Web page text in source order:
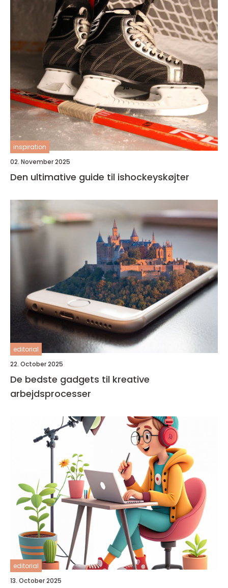
inspiration
02. November 2025
Den ultimative guide til ishockeyskøjter
editorial
22. October 2025
De bedste gadgets til kreative
arbejdsprocesser
editorial
13. October 2025